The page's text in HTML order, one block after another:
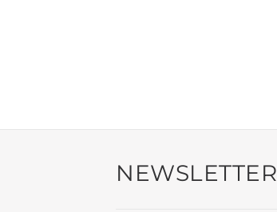
NEWSLETTER